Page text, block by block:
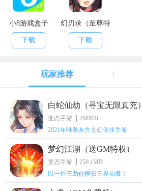
小8游戏盒子
下载
幻刃录（至尊特
权）
下载
玩家推荐
白蛇仙劫（寻宝无限真充）
变态手游
268MB
2021年唯美东方玄幻仙侠手游
梦幻江湖（送GM特权）
变态手游
250.1MB
以一控三助你横扫三界仙魔！